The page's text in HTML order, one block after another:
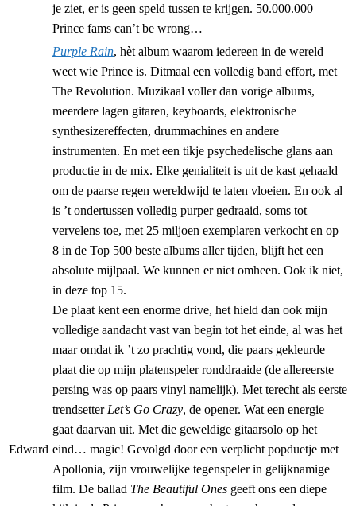
je ziet, er is geen speld tussen te krijgen. 50.000.000
Prince fams can’t be wrong…
Edward
Purple Rain, hèt album waarom iedereen in de wereld
weet wie Prince is. Ditmaal een volledig band effort, met
The Revolution. Muzikaal voller dan vorige albums,
meerdere lagen gitaren, keyboards, elektronische
synthesizereffecten, drummachines en andere
instrumenten. En met een tikje psychedelische glans aan
productie in de mix. Elke genialiteit is uit de kast gehaald
om de paarse regen wereldwijd te laten vloeien. En ook al
is ’t ondertussen volledig purper gedraaid, soms tot
vervelens toe, met 25 miljoen exemplaren verkocht en op
8 in de Top 500 beste albums aller tijden, blijft het een
absolute mijlpaal. We kunnen er niet omheen. Ook ik niet,
in deze top 15.
De plaat kent een enorme drive, het hield dan ook mijn
volledige aandacht vast van begin tot het einde, al was het
maar omdat ik ’t zo prachtig vond, die paars gekleurde
plaat die op mijn platenspeler ronddraaide (de allereerste
persing was op paars vinyl namelijk). Met terecht als eerste
trendsetter Let’s Go Crazy, de opener. Wat een energie
gaat daarvan uit. Met die geweldige gitaarsolo op het
eind… magic! Gevolgd door een verplicht popduetje met
Apollonia, zijn vrouwelijke tegenspeler in gelijknamige
film. De ballad The Beautiful Ones geeft ons een diepe